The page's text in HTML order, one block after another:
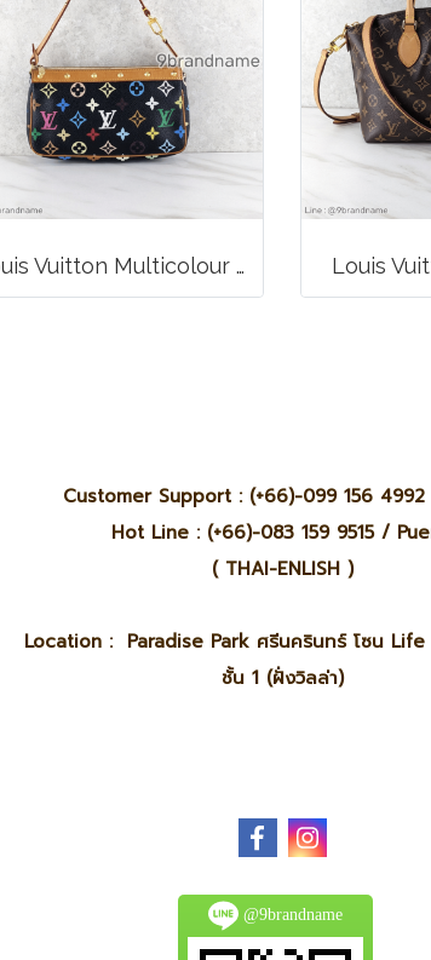
Louis Vuitton Multicolour Pochette Canvas Louis
Customer Support : (+66)-099 156
Hot Line : (+66)-083 159 9515 /
( THAI-ENLISH )
Location : Paradise Park ศรีนครินทร์ โซน
ชั้น 1 (ฝั่งวิลล่า)
@9brandname